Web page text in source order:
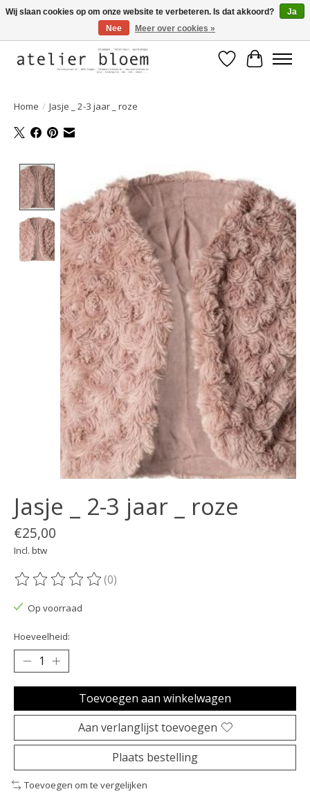
Welkom bij Atelier Bloem
Verlanglijst
Home / Jasje _ 2-3 jaar _ roze
Product image slideshow Items
Jasje _ 2-3 jaar _ roze
€25,00
Incl. btw
De beoordeling van dit product is
(0)
Op voorraad
Hoeveelheid:
Toevoegen aan winkelwagen
Aan verlanglijst toevoegen
Plaats bestelling
Toevoegen om te vergelijken
Wij slaan cookies op om onze website te verbeteren. Is dat akkoord?
Ja
Nee
Meer over cookies »